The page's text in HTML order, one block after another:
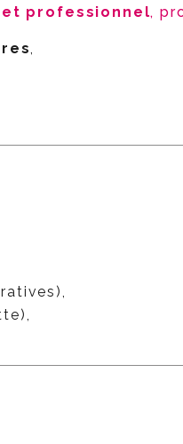
et professionnel,
,